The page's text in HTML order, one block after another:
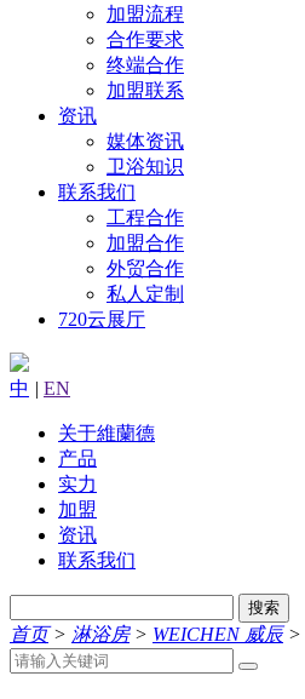
加盟流程
合作要求
终端合作
加盟联系
资讯
媒体资讯
卫浴知识
联系我们
工程合作
加盟合作
外贸合作
私人定制
720云展厅
中 | EN
关于維蘭德
产品
实力
加盟
资讯
联系我们
搜索
首页> 淋浴房> WEICHEN 威辰>